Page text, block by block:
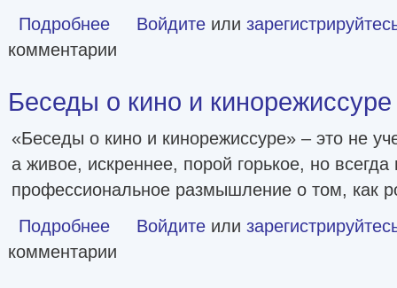
Подробнее о Мода на экране. От ревущих 20-х до ярких 80-х: иконы
Войдите или
комментарии
Беседы о кино и
«Беседы о кино и кинорежиссуре» – это не
а живое, искреннее, порой горькое, но всегда
профессиональное размышление о том, как
Подробнее о Беседы о кино и кинорежиссуре [litres]
Войдите или
комментарии